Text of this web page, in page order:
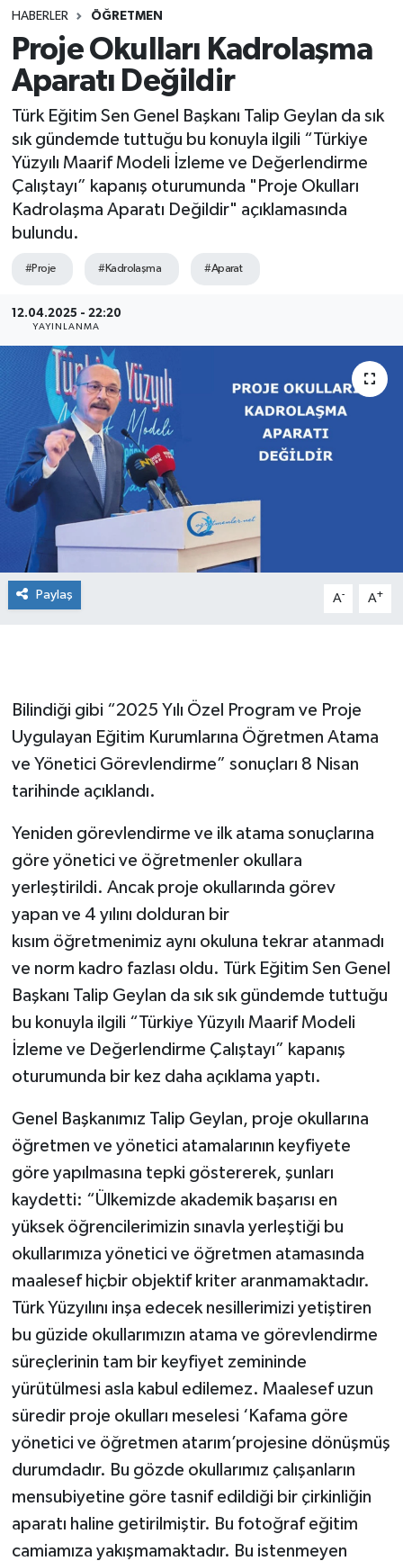
HABERLER ÖĞRETMEN
Proje Okulları Kadrolaşma
Aparatı Değildir
Türk Eğitim Sen Genel Başkanı Talip Geylan da sık
sık gündemde tuttuğu bu konuyla ilgili “Türkiye
Yüzyılı Maarif Modeli İzleme ve Değerlendirme
Çalıştayı” kapanış oturumunda "Proje Okulları
Kadrolaşma Aparatı Değildir" açıklamasında
bulundu.
#Proje #Kadrolaşma #Aparat
12.04.2025 - 22:20
YAYINLANMA
Paylaş A- A+
Bilindiği gibi “2025 Yılı Özel Program ve Proje
Uygulayan Eğitim Kurumlarına Öğretmen Atama
ve Yönetici Görevlendirme” sonuçları 8 Nisan
tarihinde açıklandı.
Yeniden görevlendirme ve ilk atama sonuçlarına
göre yönetici ve öğretmenler okullara
yerleştirildi. Ancak proje okullarında görev
yapan ve 4 yılını dolduran bir
kısım öğretmenimiz aynı okuluna tekrar atanmadı
ve norm kadro fazlası oldu. Türk Eğitim Sen Genel
Başkanı Talip Geylan da sık sık gündemde tuttuğu
bu konuyla ilgili “Türkiye Yüzyılı Maarif Modeli
İzleme ve Değerlendirme Çalıştayı” kapanış
oturumunda bir kez daha açıklama yaptı.
Genel Başkanımız Talip Geylan, proje okullarına
öğretmen ve yönetici atamalarının keyfiyete
göre yapılmasına tepki göstererek, şunları
kaydetti: “Ülkemizde akademik başarısı en
yüksek öğrencilerimizin sınavla yerleştiği bu
okullarımıza yönetici ve öğretmen atamasında
maalesef hiçbir objektif kriter aranmamaktadır.
Türk Yüzyılını inşa edecek nesillerimizi yetiştiren
bu güzide okullarımızın atama ve görevlendirme
süreçlerinin tam bir keyfiyet zemininde
yürütülmesi asla kabul edilemez. Maalesef uzun
süredir proje okulları meselesi ‘Kafama göre
yönetici ve öğretmen atarım’projesine dönüşmüş
durumdadır. Bu gözde okullarımız çalışanların
mensubiyetine göre tasnif edildiği bir çirkinliğin
aparatı haline getirilmiştir. Bu fotoğraf eğitim
camiamıza yakışmamaktadır. Bu istenmeyen
SINAVLAR
YARIŞMA/ETKİNLİKLER
ANKET
AKADEMİK/BİLİM
MEVZUAT/KARARLAR